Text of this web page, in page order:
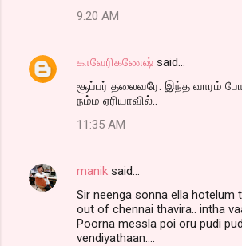
9:20 AM
காவேரிகணேஷ் said…
சூப்பர் தலைவரே. இந்த வாரம்
நம்ம ஏரியாவில்..
11:35 AM
manik said…
Sir neenga sonna ella hotelum
out of chennai thavira.. intha
Poorna messla poi oru pudi
vendiyathaan....